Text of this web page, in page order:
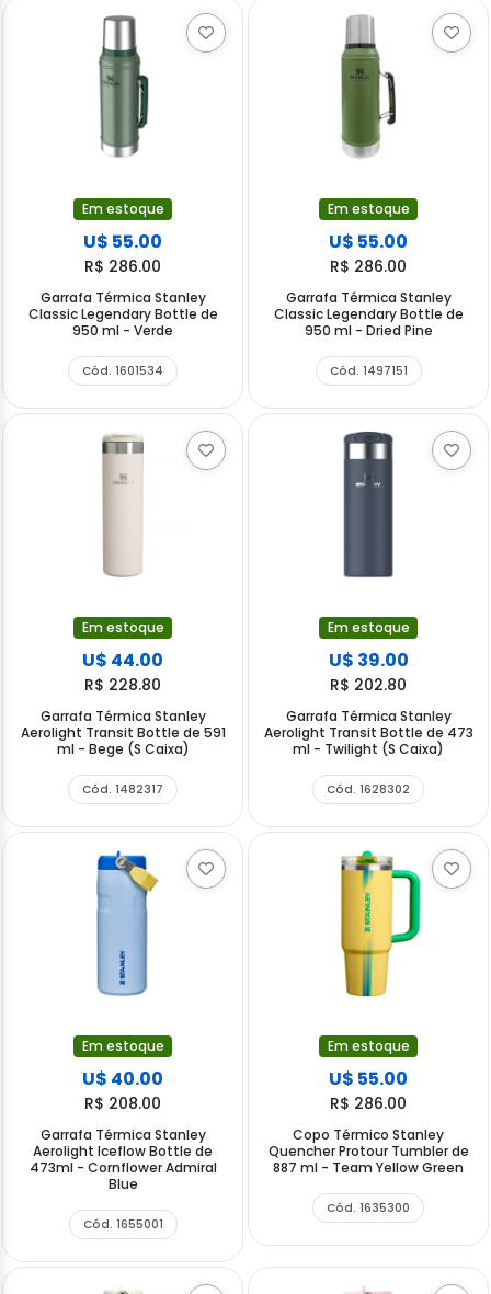
Em estoque
U$ 55.00
R$ 286.00
Garrafa Térmica Stanley
Classic Legendary Bottle de
950 ml - Verde
Cód. 1601534
Em estoque
U$ 55.00
R$ 286.00
Garrafa Térmica Stanley
Classic Legendary Bottle de
950 ml - Dried Pine
Cód. 1497151
Em estoque
U$ 44.00
R$ 228.80
Garrafa Térmica Stanley
Aerolight Transit Bottle de 591
ml - Bege (S Caixa)
Cód. 1482317
Em estoque
U$ 39.00
R$ 202.80
Garrafa Térmica Stanley
Aerolight Transit Bottle de 473
ml - Twilight (S Caixa)
Cód. 1628302
Em estoque
U$ 40.00
R$ 208.00
Garrafa Térmica Stanley
Aerolight Iceflow Bottle de
473ml - Cornflower Admiral
Blue
Cód. 1655001
Em estoque
U$ 55.00
R$ 286.00
Copo Térmico Stanley
Quencher Protour Tumbler de
887 ml - Team Yellow Green
Cód. 1635300